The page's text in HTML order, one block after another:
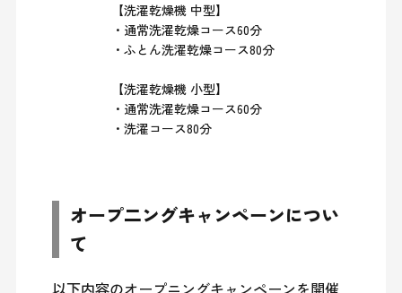
【洗濯乾燥機 中型】
・通常洗濯乾燥コース60分
・ふとん洗濯乾燥コース80分
【洗濯乾燥機 小型】
・通常洗濯乾燥コース60分
・洗濯コース80分
オープ二ングキャンペーンについ
て
以下内容のオープニングキャンペーンを開催